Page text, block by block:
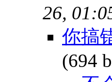
26,
你搞
(694